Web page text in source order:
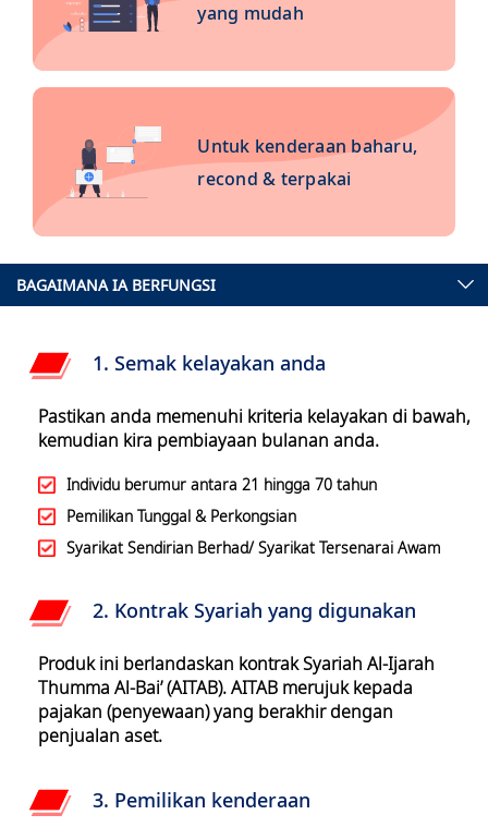
yang mudah
Untuk kenderaan baharu,
recond & terpakai
BAGAIMANA IA BERFUNGSI
1. Semak kelayakan anda
Pastikan anda memenuhi kriteria kelayakan di bawah,
kemudian kira pembiayaan bulanan anda.
Individu berumur antara 21 hingga 70 tahun
Pemilikan Tunggal & Perkongsian
Syarikat Sendirian Berhad/ Syarikat Tersenarai Awam
2. Kontrak Syariah yang digunakan
Produk ini berlandaskan kontrak Syariah Al-Ijarah
Thumma Al-Bai’ (AITAB). AITAB merujuk kepada
pajakan (penyewaan) yang berakhir dengan
penjualan aset.
3. Pemilikan kenderaan